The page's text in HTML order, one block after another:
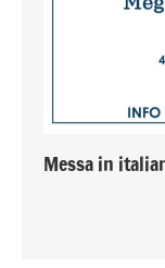
Messa in